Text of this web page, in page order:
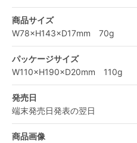
商品サイズ
W78×H143×D17mm 70g
パッケージサイズ
W110×H190×D20mm 110g
発売日
端末発売日発表の翌日
商品画像